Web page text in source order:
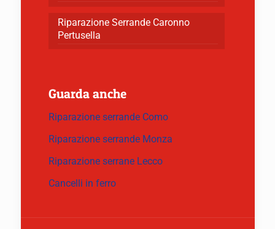
Riparazione Serrande Caronno
Pertusella
Guarda anche
Riparazione serrande Como
Riparazione serrande Monza
Riparazione serrane Lecco
Cancelli in ferro